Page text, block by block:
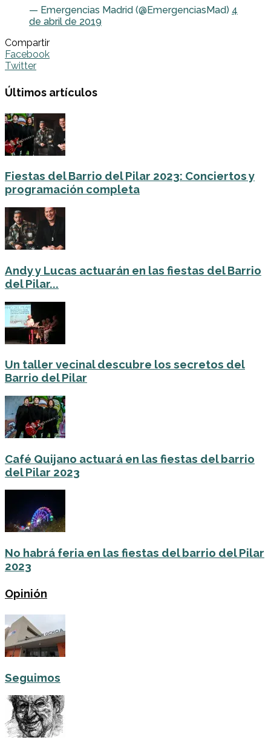
— Emergencias Madrid (@EmergenciasMad) 4
de abril de 2019
Compartir
Facebook
Twitter
Últimos artículos
Fiestas del Barrio del Pilar 2023: Conciertos y
programación completa
Andy y Lucas actuarán en las fiestas del Barrio
del Pilar...
Un taller vecinal descubre los secretos del
Barrio del Pilar
Café Quijano actuará en las fiestas del barrio
del Pilar 2023
No habrá feria en las fiestas del barrio del Pilar
2023
Opinión
Seguimos